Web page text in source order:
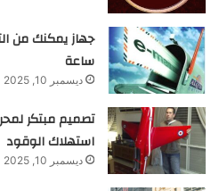
ساعة
ديسمبر 10, 2025
استهلاك الوقود
ديسمبر 10, 2025